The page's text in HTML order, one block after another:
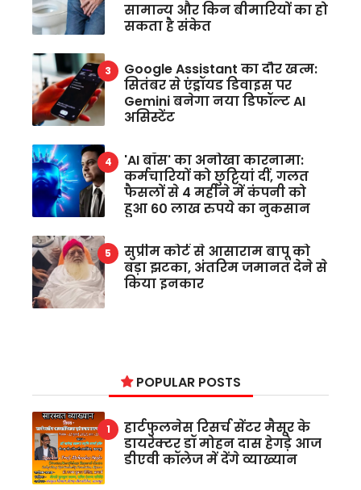
सामान्य और किन बीमारियों का हो
सकता है संकेत
Google Assistant का दौर खत्म:
सितंबर से एंड्रॉयड डिवाइस पर
Gemini बनेगा नया डिफॉल्ट AI
असिस्टेंट
'AI बॉस' का अनोखा कारनामा:
कर्मचारियों को छुट्टियां दीं, गलत
फैसलों से 4 महीने में कंपनी को
हुआ 60 लाख रुपये का नुकसान
सुप्रीम कोर्ट से आसाराम बापू को
बड़ा झटका, अंतरिम जमानत देने से
किया इनकार
POPULAR POSTS
हार्टफुलनेस रिसर्च सेंटर मैसूर के
डायरेक्टर डॉ मोहन दास हेगड़े आज
डीएवी कॉलेज में देंगे व्याख्यान